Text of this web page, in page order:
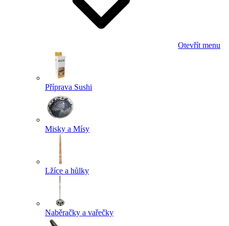
Otevřít menu
Příprava Sushi
Misky a Mísy
Lžíce a hůlky
Naběračky a vařečky